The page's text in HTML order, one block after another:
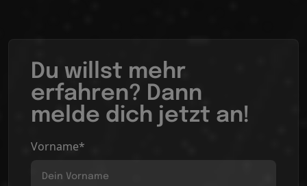
Du willst mehr
erfahren? Dann
melde dich jetzt an!
Vorname*